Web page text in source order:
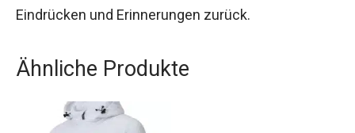
taucht ein in die lebhafte Atmosphäre Leipzigs.
luxuriösen Hotel und kehrt mit vielen neuen